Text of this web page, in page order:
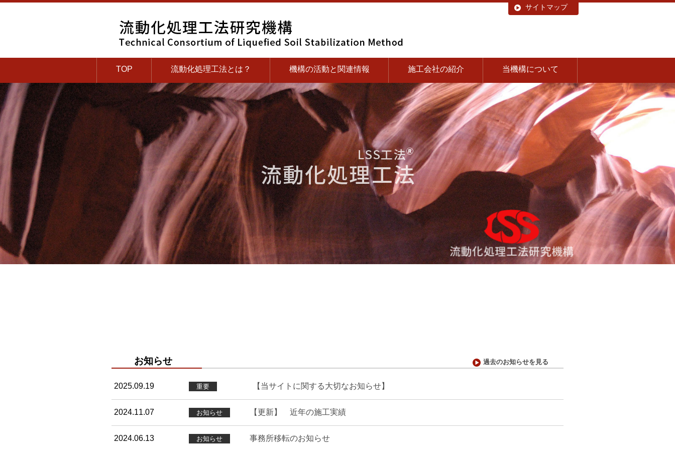
サイトマップ
TOP 流動化処理工法とは？ 機構の活動と関連情報 施工会社の紹介 当機構について
お知らせ 過去のお知らせを見る
2025.09.19 重要 【当サイトに関する大切なお知らせ】
2024.11.07 お知らせ 【更新】 近年の施工実績
2024.06.13 お知らせ 事務所移転のお知らせ